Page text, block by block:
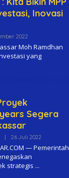
Inovasi
2022
L
E
H
M
Moh Ramdhan
yang
Segera
26 Juli 2022
E
— Pemerintah
strategis